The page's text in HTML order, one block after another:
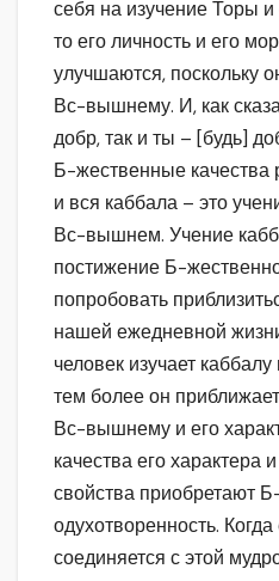
себя на изучение Торы и
то его личность и его
улучшаются, поскольку
Вс-вышнему. И, как
добр, так и ты – [будь]
Б-жественные качества
и вся каббала – это
Вс-вышнем. Учение
постижение Б-
попробовать
нашей ежедневной
человек изучает
тем более он
Вс-вышнему и его
качества его характера
свойства приобретают
одухотворенность.
соединяется с этой